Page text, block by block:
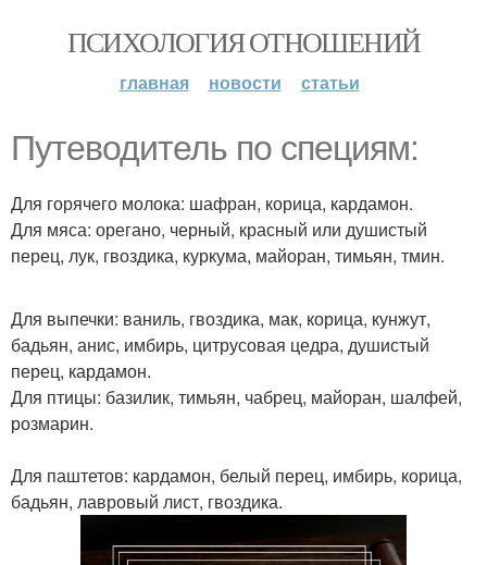
ПСИХОЛОГИЯ ОТНОШЕНИЙ
главная новости статьи
Путеводитель по специям:
Для горячего молока: шафран, корица, кардамон.
Для мяса: орегано, черный, красный или душистый
перец, лук, гвоздика, куркума, майоран, тимьян, тмин.
Для выпечки: ваниль, гвоздика, мак, корица, кунжут,
бадьян, анис, имбирь, цитрусовая цедра, душистый
перец, кардамон.
Для птицы: базилик, тимьян, чабрец, майоран, шалфей,
розмарин.
Для паштетов: кардамон, белый перец, имбирь, корица,
бадьян, лавровый лист, гвоздика.